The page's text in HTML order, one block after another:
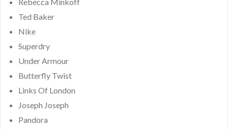
Rebecca Minkoff
Ted Baker
Nike
Superdry
Under Armour
Butterfly Twist
Links Of London
Joseph Joseph
Pandora